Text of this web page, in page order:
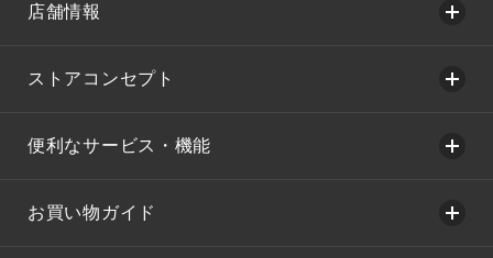
店舗情報
ストアコンセプト
便利なサービス・機能
お買い物ガイド